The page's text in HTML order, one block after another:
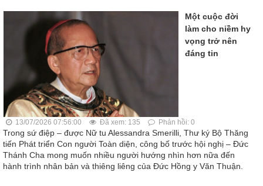
Một cuộc đời
làm cho niềm hy
vọng trở nên
đáng tin
13/07/2026 07:56:00 Đã xem: 135 Phản hồi: 0
Trong sứ điệp – được Nữ tu Alessandra Smerilli, Thư ký Bộ Thăng
tiến Phát triển Con người Toàn diện, công bố trước hội nghị – Đức
Thánh Cha mong muốn nhiều người hướng nhìn hơn nữa đến
hành trình nhân bản và thiêng liêng của Đức Hồng y Văn Thuận.